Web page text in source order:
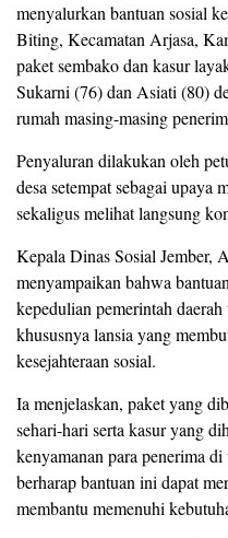
menyalurkan bantuan sosial
Biting, Kecamatan Arjasa,
paket sembako dan kasur
Sukarni (76) dan Asiati (80)
rumah masing-masing
Penyaluran dilakukan oleh
desa setempat sebagai upaya
sekaligus melihat langsung
Kepala Dinas Sosial Jember,
menyampaikan bahwa
kepedulian pemerintah
khususnya lansia yang
kesejahteraan sosial.
Ia menjelaskan, paket yang
sehari-hari serta kasur yang
kenyamanan para penerima
berharap bantuan ini dapat
membantu memenuhi